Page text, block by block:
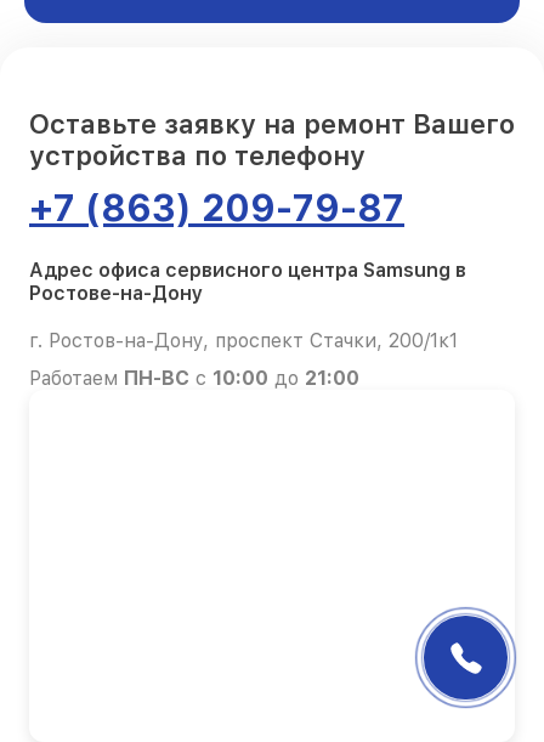
Оставьте заявку на ремонт Вашего
устройства по телефону
+7 (863) 209-79-87
Адрес офиса сервисного центра Samsung в
Ростове-на-Дону
г. Ростов-на-Дону, проспект Стачки, 200/1к1
Работаем ПН-ВС с 10:00 до 21:00